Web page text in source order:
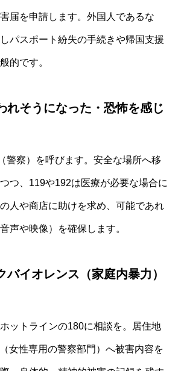
届を申請します。外国人であるな
パスポート紛失の手続きや帰国支援
的です。
れそうになった・恐怖を感じ
警察）を呼びます。安全な場所へ移
つ、119や192は医療が必要な場合に
人や商店に助けを求め、可能であれ
声や映像）を確保します。
バイオレンス（家庭内暴力）
ットラインの180に相談を。居住地
女性専用の警察部門）へ被害内容を